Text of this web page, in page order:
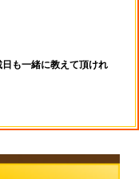
も一緒に教えて頂けれ